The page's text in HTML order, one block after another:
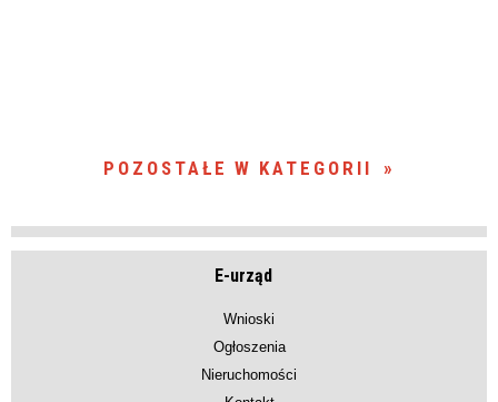
POZOSTAŁE W KATEGORII
E-urząd
Wnioski
Ogłoszenia
Nieruchomości